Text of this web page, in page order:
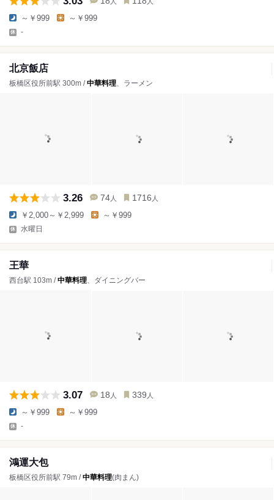
～￥999 ～￥999
-
北京飯店
板橋区役所前駅 300m /中華料理、ラーメン
3.26 74 人 1716 人
￥2,000～￥2,999 ～￥999
水曜日
王華
西台駅 103m /中華料理、ダイニングバー
3.07 18 人 339 人
～￥999 ～￥999
-
鴻運大包
板橋区役所前駅 79m /中華料理(肉まん)